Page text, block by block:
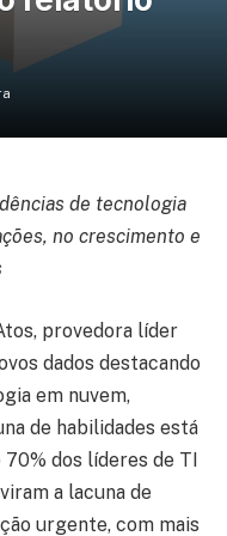
de tecnologia
no crescimento e
provedora líder
dados destacando
em nuvem,
de habilidades está
70% dos líderes de TI
a lacuna de
urgente, com mais